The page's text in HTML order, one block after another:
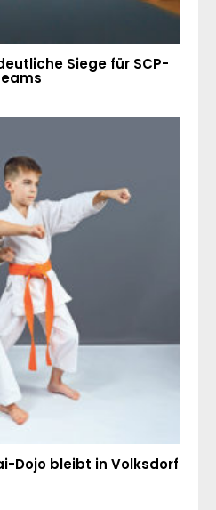
Siege für SCP-
Dojo bleibt in Volksdorf